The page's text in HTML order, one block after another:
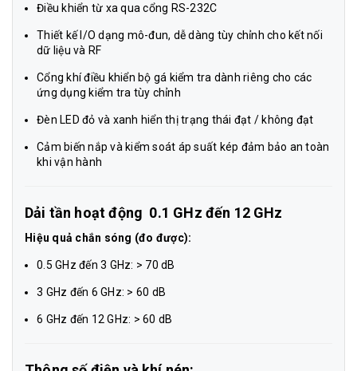
Điều khiển từ xa qua cổng RS-232C
Thiết kế I/O dạng mô-đun, dễ dàng tùy chỉnh cho kết nối
dữ liệu và RF
Cổng khí điều khiển bộ gá kiểm tra dành riêng cho các
ứng dụng kiểm tra tùy chỉnh
Đèn LED đỏ và xanh hiển thị trạng thái đạt / không đạt
Cảm biến nắp và kiểm soát áp suất kép đảm bảo an toàn
khi vận hành
Dải tần hoạt động 0.1 GHz đến 12 GHz
Hiệu quả chắn sóng (đo được):
0.5 GHz đến 3 GHz: > 70 dB
3 GHz đến 6 GHz: > 60 dB
6 GHz đến 12 GHz: > 60 dB